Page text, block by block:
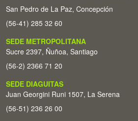
San Pedro de La Paz, Concepción
(56-41) 285 32 60
SEDE METROPOLITANA
Sucre 2397, Ñuñoa, Santiago
(56-2) 2366 71 20
SEDE DIAGUITAS
Juan Georgini Runi 1507, La Serena
(56-51) 236 26 00